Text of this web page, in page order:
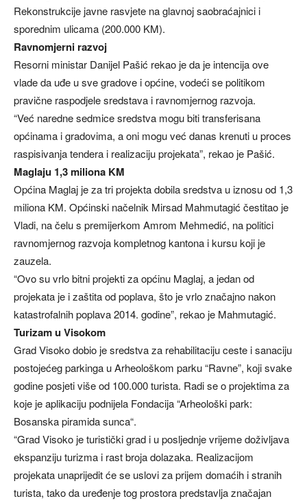
Rekonstrukcije javne rasvjete na glavnoj saobraćajnici i
sporednim ulicama (200.000 KM).
Ravnomjerni razvoj
Resorni ministar Danijel Pašić rekao je da je intencija ove
vlade da uđe u sve gradove i općine, vodeći se politikom
pravične raspodjele sredstava i ravnomjernog razvoja.
“Već naredne sedmice sredstva mogu biti transferisana
općinama i gradovima, a oni mogu već danas krenuti u proces
raspisivanja tendera i realizaciju projekata”, rekao je Pašić.
Maglaju 1,3 miliona KM
Općina Maglaj je za tri projekta dobila sredstva u iznosu od 1,3
miliona KM. Općinski načelnik Mirsad Mahmutagić čestitao je
Vladi, na čelu s premijerkom Amrom Mehmedić, na politici
ravnomjernog razvoja kompletnog kantona i kursu koji je
zauzela.
“Ovo su vrlo bitni projekti za općinu Maglaj, a jedan od
projekata je i zaštita od poplava, što je vrlo značajno nakon
katastrofalnih poplava 2014. godine”, rekao je Mahmutagić.
Turizam u Visokom
Grad Visoko dobio je sredstva za rehabilitaciju ceste i sanaciju
postojećeg parkinga u Arheološkom parku “Ravne”, koji svake
godine posjeti više od 100.000 turista. Radi se o projektima za
koje je aplikaciju podnijela Fondacija “Arheološki park:
Bosanska piramida sunca“.
“Grad Visoko je turistički grad i u posljednje vrijeme doživljava
ekspanziju turizma i rast broja dolazaka. Realizacijom
projekata unaprijedit će se uslovi za prijem domaćih i stranih
turista, tako da uređenje tog prostora predstavlja značajan